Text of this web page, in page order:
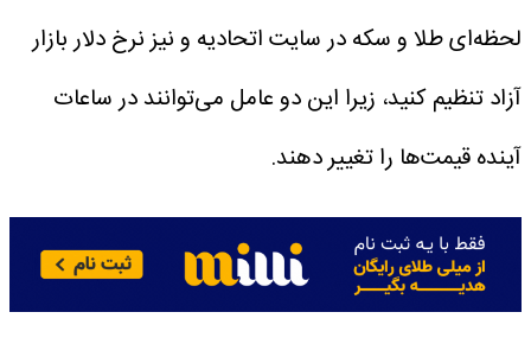
لحظه‌ای طلا و سکه در سایت اتحادیه و نیز نرخ دلار بازار
آزاد تنظیم کنید، زیرا این دو عامل می‌توانند در ساعات
آینده قیمت‌ها را تغییر دهند.